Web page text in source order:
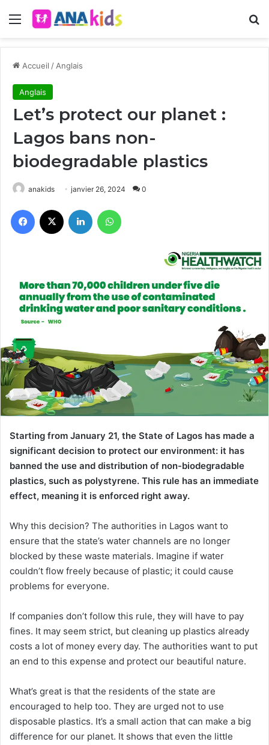
Menu
Accueil / Anglais
Anglais
Let’s protect our planet :
Lagos bans non-
biodegradable plastics
anakids janvier 26, 2024 0
Facebook Linkedin
Starting from January 21, the State of Lagos has made a
significant decision to protect our environment: it has
banned the use and distribution of non-biodegradable
plastics, such as polystyrene. This rule has an immediate
effect, meaning it is enforced right away.
Why this decision? The authorities in Lagos want to
ensure that the state’s water channels are no longer
blocked by these waste materials. Imagine if water
couldn’t flow freely because of plastic; it could cause
problems for everyone.
If companies don’t follow this rule, they will have to pay
fines. It may seem strict, but cleaning up plastics already
costs a lot of money every day. The authorities want to put
an end to this expense and protect our beautiful nature.
What’s great is that the residents of the state are
encouraged to help too. They are urged not to use
disposable plastics. It’s a small action that can make a big
difference for our planet. It shows that even the little